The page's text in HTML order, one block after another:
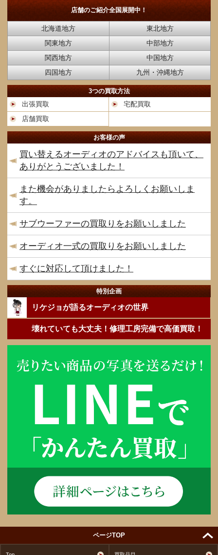
店舗のご紹介全国展開中！
北海道地方
東北地方
関東地方
中部地方
関西地方
中国地方
四国地方
九州・沖縄地方
3つの買取方法
出張買取
宅配買取
店舗買取
お客様の声
買い替えるオーディオのアドバイスも頂いて、
ありがとうございました！
また機会がありましたらよろしくお願いしま
す。
サブウーファーの買取りをお願いしました
オーディオ一式の買取りをお願いしました
すぐに対応して頂けました！
特別企画
リケジョが語るオーディオの世界
壊れていても大丈夫！修理工房完備で高価買取！
ページTOP